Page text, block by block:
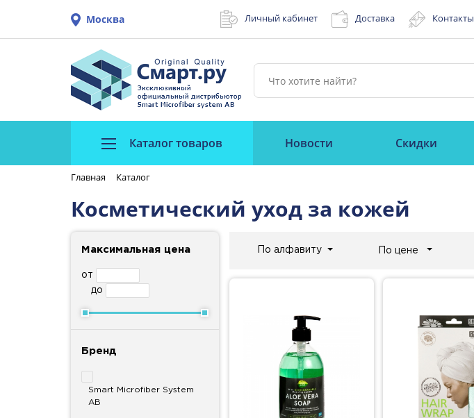
Москва Личный кабинет Доставка Контакты
Каталог товаров Новости Скидки
Главная Каталог
Косметический уход за кожей
Максимальная цена
от
до
Бренд
Smart Microfiber System
AB
По алфавиту По цене